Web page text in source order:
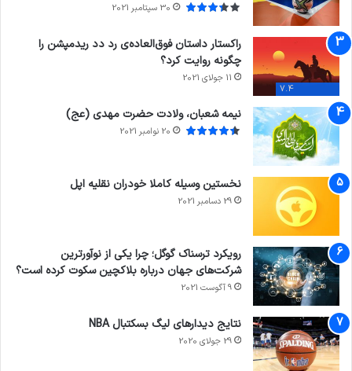
30 سپتامبر 2021
7.4
راکستار داستان فوق‌العاده‌ی رد دد ریدمپشن را
چگونه روایت کرد؟
11 جولای 2021
نیمه شعبان، ولادت حضرت مهدی (عج)
20 نوامبر 2021
نخستین وسیله کاملا خودران نقلیه اپل
29 دسامبر 2021
رویکرد ترسناک گوگل؛ چرا یکی از نوآورترین
شرکت‌های جهان درباره بلاکچین سکوت کرده است؟
9 آگوست 2021
نتایج دیدار‌های لیگ بسکتبال NBA
29 جولای 2020